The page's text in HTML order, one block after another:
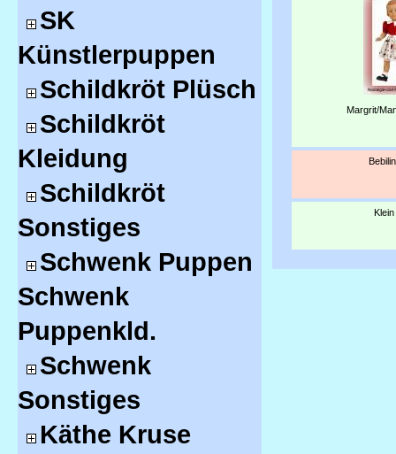
SK
Künstlerpuppen
Schildkröt Plüsch
Schildkröt
Kleidung
Schildkröt
Sonstiges
Schwenk Puppen
Schwenk
Puppenkld.
Schwenk
Sonstiges
Käthe Kruse
Margrit/
Klein